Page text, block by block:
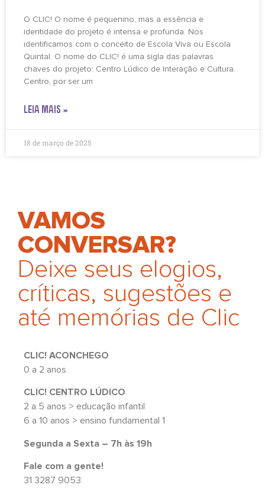
O CLIC! O nome é pequenino, mas a essência e
identidade do projeto é intensa e profunda. Nos
identificamos com o conceito de Escola Viva ou Escola
Quintal. O nome do CLIC! é uma sigla das palavras
chaves do projeto: Centro Lúdico de Interação e Cultura.
Centro, por ser um
LEIA MAIS »
18 de março de 2025
VAMOS
CONVERSAR?
Deixe seus elogios,
críticas, sugestões e
até memórias de Clic
CLIC! ACONCHEGO
0 a 2 anos
CLIC! CENTRO LÚDICO
2 a 5 anos > educação infantil
6 a 10 anos > ensino fundamental 1
Segunda a Sexta – 7h às 19h
Fale com a gente!
31 3287 9053